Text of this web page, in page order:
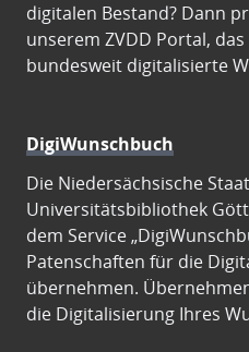
digitalen Bestand? Dann
unserem ZVDD Portal,
bundesweit digitalisierte
DigiWunschbuch
Die Niedersächsische
Universitätsbibliothek
dem Service
Patenschaften für die
übernehmen.
die Digitalisierung Ihres